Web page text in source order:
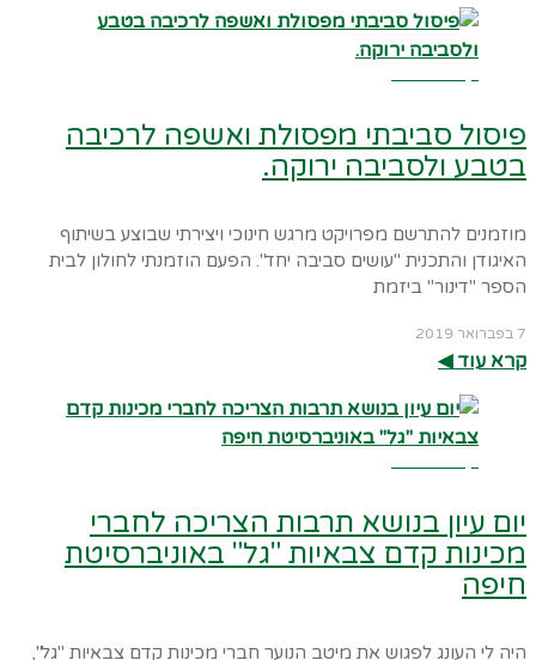
פיסול סביבתי מפסולת ואשפה לרכיבה
בטבע ולסביבה ירוקה.
מוזמנים להתרשם מפרויקט מרגש חינוכי ויצירתי שבוצע בשיתוף
האיגודן והתכנית "עושים סביבה יחד". הפעם הוזמנתי לחולון לבית
הספר "דינור" ביזמת
7 בפברואר 2019
קרא עוד ◀︎
יום עיון בנושא תרבות הצריכה לחברי
מכינות קדם צבאיות "גל" באוניברסיטת
חיפה
היה לי העונג לפגוש את מיטב הנוער חברי מכינות קדם צבאיות "גל",